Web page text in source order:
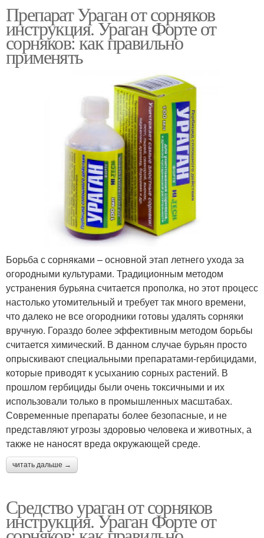
Препарат Ураган от сорняков
инструкция. Ураган Форте от
сорняков: как правильно
применять
Борьба с сорняками – основной этап летнего ухода за
огородными культурами. Традиционным методом
устранения бурьяна считается прополка, но этот процесс
настолько утомительный и требует так много времени,
что далеко не все огородники готовы удалять сорняки
вручную. Гораздо более эффективным методом борьбы
считается химический. В данном случае бурьян просто
опрыскивают специальными препаратами-гербицидами,
которые приводят к усыханию сорных растений. В
прошлом гербициды были очень токсичными и их
использовали только в промышленных масштабах.
Современные препараты более безопасные, и не
представляют угрозы здоровью человека и животных, а
также не наносят вреда окружающей среде.
читать дальше →
Средство ураган от сорняков
инструкция. Ураган Форте от